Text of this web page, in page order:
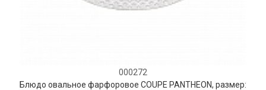
000272
Блюдо овальное фарфоровое COUPE PANTHEON, размер: